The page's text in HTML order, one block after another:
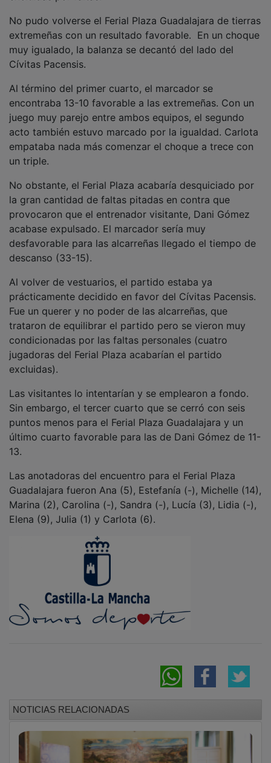
extremeñas con un resultado favorable. En un choque
muy igualado, la balanza se decantó del lado del
Cívitas Pacensis.
encontraba 13-10 favorable a las extremeñas. Con un
juego muy parejo entre ambos equipos, el segundo
acto también estuvo marcado por la igualdad. Carlota
empataba nada más comenzar el choque a trece con
un triple.
la gran cantidad de faltas pitadas en contra que
provocaron que el entrenador visitante, Dani Gómez
acabase expulsado. El marcador sería muy
desfavorable para las alcarreñas llegado el tiempo de
descanso (33-15).
prácticamente decidido en favor del Cívitas Pacensis.
Fue un querer y no poder de las alcarreñas, que
trataron de equilibrar el partido pero se vieron muy
condicionadas por las faltas personales (cuatro
jugadoras del Ferial Plaza acabarían el partido
excluidas).
Sin embargo, el tercer cuarto que se cerró con seis
puntos menos para el Ferial Plaza Guadalajara y un
último cuarto favorable para las de Dani Gómez de 11-
13.
Guadalajara fueron Ana (5), Estefanía (-), Michelle (14),
Marina (2), Carolina (-), Sandra (-), Lucía (3), Lidia (-),
Elena (9), Julia (1) y Carlota (6).